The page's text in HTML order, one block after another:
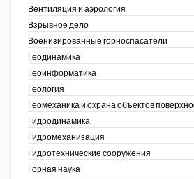
Вентиляция и аэрология
Взрывное дело
Военизированные горноспасатели
Геодинамика
Геоинформатика
Геология
Геомеханика и охрана объектов
Гидродинамика
Гидромеханизация
Гидротехнические сооружения
Горная наука